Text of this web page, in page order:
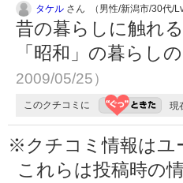
タケル さん （男性/新潟市/30代/
昔の暮らしに触れ
「昭和」の暮らし
2009/05/25）
このクチコミに 現
※クチコミ情報はユ
これらは投稿時の